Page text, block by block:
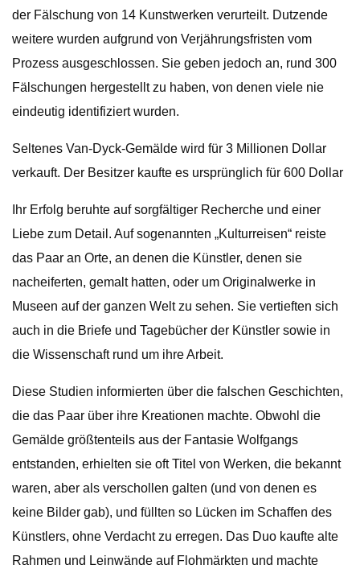
der Fälschung von 14 Kunstwerken verurteilt. Dutzende
weitere wurden aufgrund von Verjährungsfristen vom
Prozess ausgeschlossen. Sie geben jedoch an, rund 300
Fälschungen hergestellt zu haben, von denen viele nie
eindeutig identifiziert wurden.
Seltenes Van-Dyck-Gemälde wird für 3 Millionen Dollar
verkauft. Der Besitzer kaufte es ursprünglich für 600 Dollar
Ihr Erfolg beruhte auf sorgfältiger Recherche und einer
Liebe zum Detail. Auf sogenannten „Kulturreisen“ reiste
das Paar an Orte, an denen die Künstler, denen sie
nacheiferten, gemalt hatten, oder um Originalwerke in
Museen auf der ganzen Welt zu sehen. Sie vertieften sich
auch in die Briefe und Tagebücher der Künstler sowie in
die Wissenschaft rund um ihre Arbeit.
Diese Studien informierten über die falschen Geschichten,
die das Paar über ihre Kreationen machte. Obwohl die
Gemälde größtenteils aus der Fantasie Wolfgangs
entstanden, erhielten sie oft Titel von Werken, die bekannt
waren, aber als verschollen galten (und von denen es
keine Bilder gab), und füllten so Lücken im Schaffen des
Künstlers, ohne Verdacht zu erregen. Das Duo kaufte alte
Rahmen und Leinwände auf Flohmärkten und machte